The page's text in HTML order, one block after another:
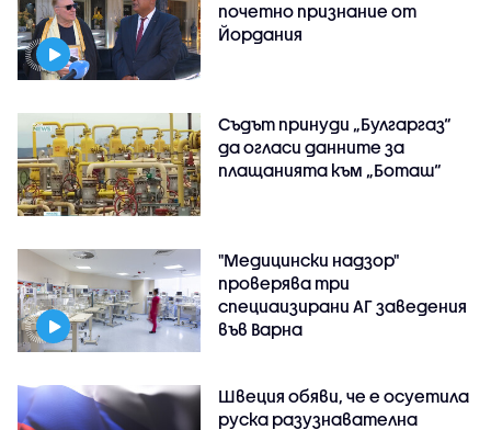
почетно признание от
Йордания
Съдът принуди „Булгаргаз“
да огласи данните за
плащанията към „Боташ“
"Медицински надзор"
проверява три
специаизирани АГ заведения
във Варнa
Швеция обяви, че е осуетила
руска разузнавателна